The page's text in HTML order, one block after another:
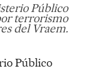
Público
terrorismo
del Vraem.
Público